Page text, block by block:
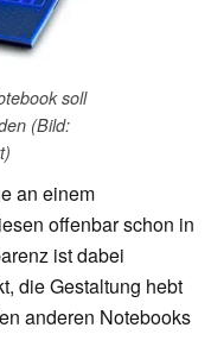
soll
(Bild:
an einem
offenbar schon in
ist dabei
die Gestaltung hebt
anderen Notebooks